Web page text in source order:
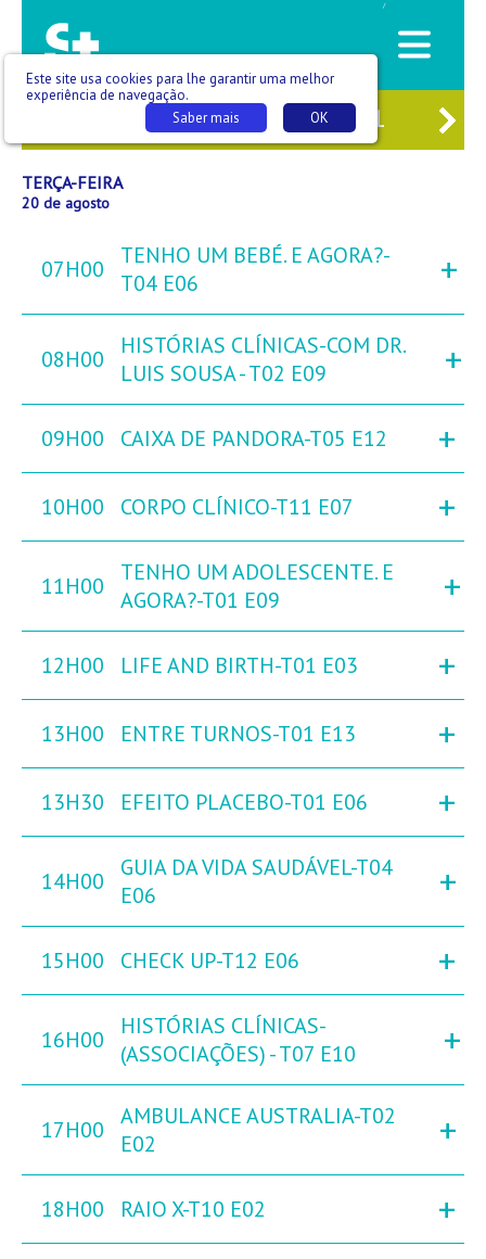
/
TER20 QUA 21 QUI
TERÇA-FEIRA
20 de agosto
07H00
TENHO UM BEBÉ. E AGORA?-
T04 E06
+
08H00
HISTÓRIAS CLÍNICAS-COM DR.
LUIS SOUSA - T02 E09
+
09H00 CAIXA DE PANDORA-T05 E12 +
10H00 CORPO CLÍNICO-T11 E07 +
11H00
TENHO UM ADOLESCENTE. E
AGORA?-T01 E09
+
12H00 LIFE AND BIRTH-T01 E03 +
13H00 ENTRE TURNOS-T01 E13 +
13H30 EFEITO PLACEBO-T01 E06 +
14H00
GUIA DA VIDA SAUDÁVEL-T04
E06
+
15H00 CHECK UP-T12 E06 +
16H00
HISTÓRIAS CLÍNICAS-
(ASSOCIAÇÕES) - T07 E10
+
17H00
AMBULANCE AUSTRALIA-T02
E02
+
18H00 RAIO X-T10 E02 +
Este site usa cookies para lhe garantir uma melhor
experiência de navegação.
OK
Saber mais